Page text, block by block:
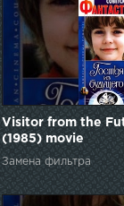
Visitor from the
(1985) movie
Замена фильтра